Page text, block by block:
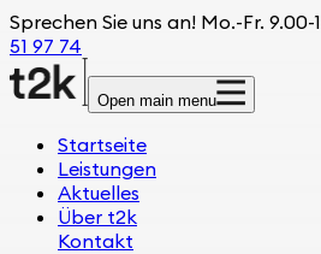
Sprechen Sie uns an! Mo.-Fr. 9.00-
51 97 74
Open main menu
Startseite
Leistungen
Aktuelles
Über t2k
Kontakt